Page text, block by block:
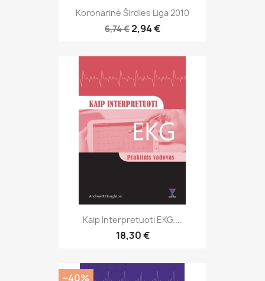
Koronarinė Širdies Liga 2010
6,74 €2,94 €
Kaip Interpretuoti EKG....
18,30 €
−40%